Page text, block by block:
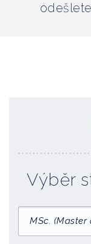
Výběr
MSc. (Master